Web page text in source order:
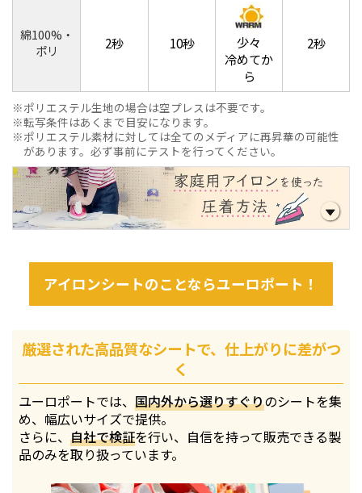
綿100%・
ポリ
2秒 10秒
少々
冷めてか
ら
2秒
ポリエステル生地の場合は空プレスは不要です。
転写条件はあくまで目安になります。
ポリエステル素材に対しては全てのメディアに再昇華の可能性
があります。必ず事前にテストを行ってください。
アイロンシートのことならユーロポート！
厳選された高品質なシートで、仕上がりに差がつ
く
ユーロポートでは、国内外から選りすぐりのシートを集
め、幅広いサイズで提供。
さらに、自社で検証を行い、自信を持って販売できる製
品のみを取り扱っています。